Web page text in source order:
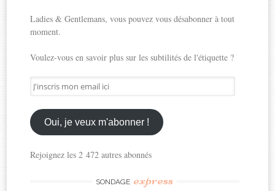
Ladies & Gentlemans, vous pouvez vous désabonner à tout
moment.
Voulez-vous en savoir plus sur les subtilités de l'étiquette ?
J'inscris
mon
email
ici
Oui, je veux m'abonner !
Rejoignez les 2 472 autres abonnés
SONDAGE express